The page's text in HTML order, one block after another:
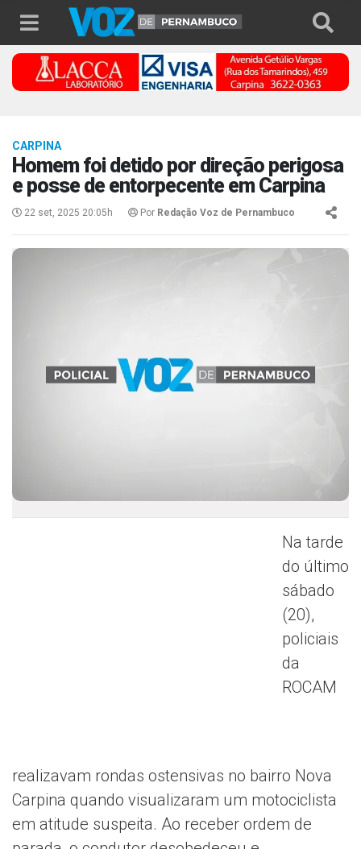
CARPINA
Homem foi detido por direção perigosa
e posse de entorpecente em Carpina
22 set, 2025 20:05h Por Redação Voz de Pernambuco
Na tarde
do último
sábado
(20),
policiais
da
ROCAM
realizavam rondas ostensivas no bairro Nova
Carpina quando visualizaram um motociclista
em atitude suspeita. Ao receber ordem de